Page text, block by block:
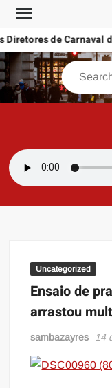
Skip
content de Carnaval
Search
Uncategorized
Ensaio de
arrastou
sambazayres 14